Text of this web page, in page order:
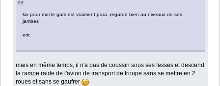
kix pour moi le gars est vraiment para ,regarde bien au niveaux de ses
jambes
eric
mais en même temps, il n'a pas de coussin sous ses fesses et descend
la rampe raide de l'avion de transport de troupe sans se mettre en 2
roues et sans se gaufrer